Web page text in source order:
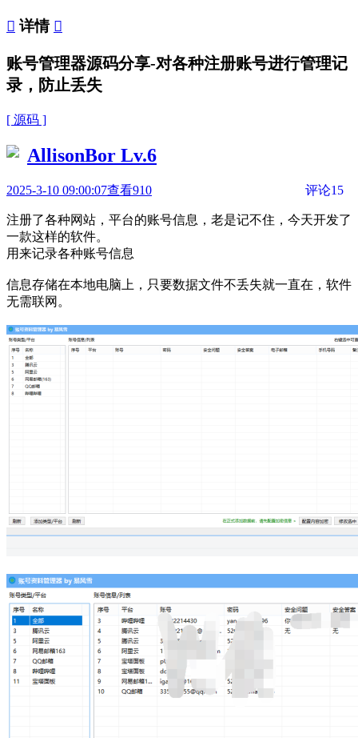
 详情 
账号管理器源码分享-对各种注册账号进行管理记
录，防止丢失
[ 源码 ]
AllisonBor Lv.6
2025-3-10 09:00:07查看910 评论15
注册了各种网站，平台的账号信息，老是记不住，今天开发了
一款这样的软件。
用来记录各种账号信息
信息存储在本地电脑上，只要数据文件不丢失就一直在，软件
无需联网。